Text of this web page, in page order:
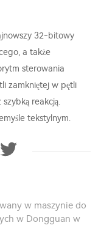
32-bitowy
a także
sterowania
zamkniętej w pętli
reakcją.
tekstylnym.
w maszynie do
w Dongguan w